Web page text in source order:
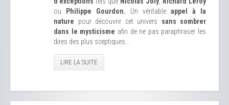
ou Philippe Gourdon. Un véritable appel à la
nature pour découvrir cet univers sans sombrer
dans le mysticisme afin de ne pas paraphraser les
dires des plus sceptiques...
LIRE LA SUITE